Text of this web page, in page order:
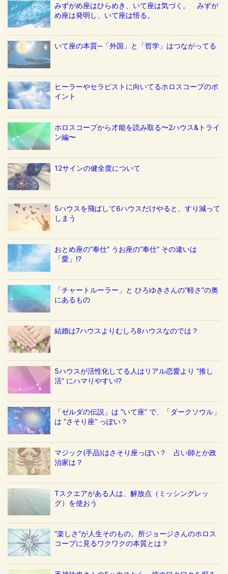
みずがめ座はひらめき、いて座は気づく。 みずが
め座は発明し、いて座は悟る。
いて座の本質─「外国」と「哲学」はつながってる
ヒーラーやセラピストに向いてるホロスコープのポ
イント
ホロスコープから才能を読み取る〜2ハウス&トライ
ン編〜
12サインの健全度について
5ハウスを飛ばして6ハウスだけやると、すり減って
しまう
おとめ座の”奉仕” うお座の”奉仕” その違いは
「愛」!?
「チャートルーラー」と ひろゆきさんの”軽さ”の奥
にあるもの
結婚は7ハウスよりむしろ8ハウスなのでは？
5ハウスが活性化してる人はリアル恋愛より ”推し
活” にハマりやすい!?
「ゼルダの伝説」は ”いて座” で、「ダークソウル」
は ”さそり座” っぽい？
マジック(手品)はさそり座っぽい？ 占い師とか政
治家は？
Tスクエアがある人は、解放点（ミッシングレッ
グ）を使おう
“楽しさ”が人生そのもの。所ジョージさんのホロス
コープに見るワクワクの本質とは？